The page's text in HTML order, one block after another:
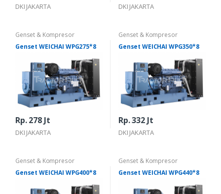
DKI JAKARTA DKI JAKARTA
Genset & Kompresor
Genset WEICHAI WPG275*8
Rp. 278 Jt
DKI JAKARTA
Genset & Kompresor
Genset WEICHAI WPG350*8
Rp. 332 Jt
DKI JAKARTA
Genset & Kompresor
Genset WEICHAI WPG400*8
Genset & Kompresor
Genset WEICHAI WPG440*8